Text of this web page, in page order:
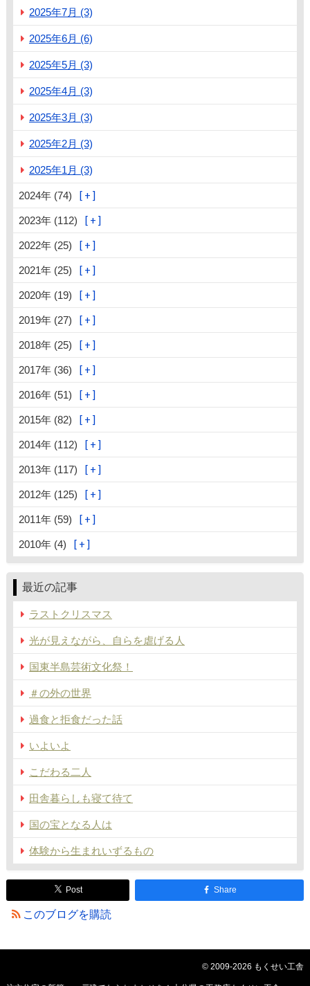
2025年7月 (3)
2025年6月 (6)
2025年5月 (3)
2025年4月 (3)
2025年3月 (3)
2025年2月 (3)
2025年1月 (3)
2024年 (74)
2023年 (112)
2022年 (25)
2021年 (25)
2020年 (19)
2019年 (27)
2018年 (25)
2017年 (36)
2016年 (51)
2015年 (82)
2014年 (112)
2013年 (117)
2012年 (125)
2011年 (59)
2010年 (4)
最近の記事
ラストクリスマス
光が見えながら、自らを虐げる人
国東半島芸術文化祭！
＃の外の世界
過食と拒食だった話
いよいよ
こだわる二人
田舎暮らしも寝て待て
国の宝となる人は
体験から生まれいずるもの
Post Share
このブログを購読
© 2009-2026 もくせい工舎